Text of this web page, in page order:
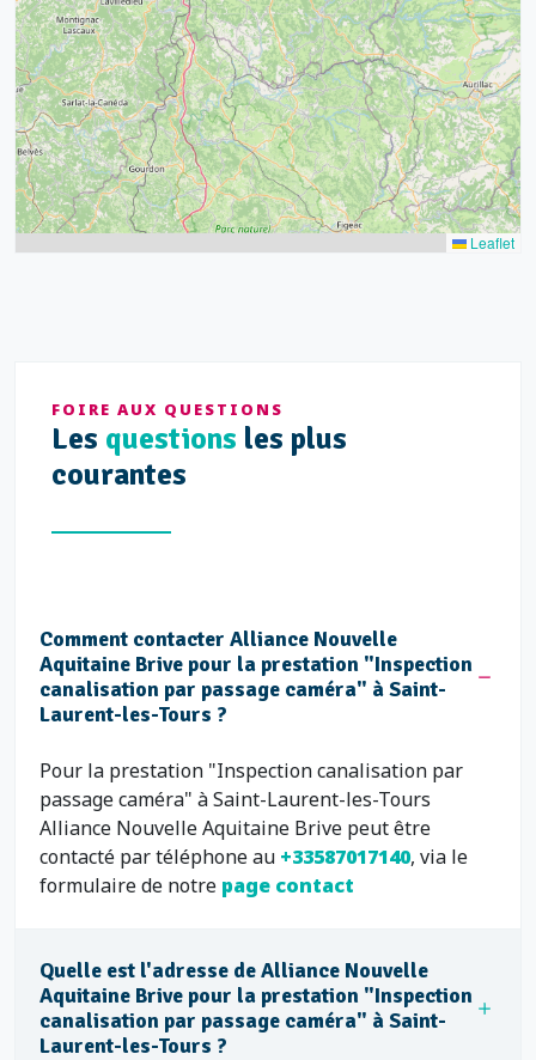
15
21
14
52 68
Leaflet
FOIRE AUX QUESTIONS
Les questions les plus
courantes
Comment contacter Alliance Nouvelle
Aquitaine Brive pour la prestation "Inspection
canalisation par passage caméra" à Saint-
Laurent-les-Tours ?
Pour la prestation "Inspection canalisation par
passage caméra" à Saint-Laurent-les-Tours
Alliance Nouvelle Aquitaine Brive peut être
contacté par téléphone au +33587017140, via le
formulaire de notre page contact
Quelle est l'adresse de Alliance Nouvelle
Aquitaine Brive pour la prestation "Inspection
canalisation par passage caméra" à Saint-
Laurent-les-Tours ?